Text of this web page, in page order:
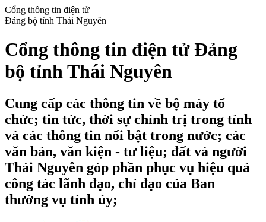
Cổng thông tin điện tử
Đảng bộ tỉnh Thái Nguyên
Cổng thông tin điện tử Đảng
bộ tỉnh Thái Nguyên
Cung cấp các thông tin về bộ máy tổ
chức; tin tức, thời sự chính trị trong tỉnh
và các thông tin nổi bật trong nước; các
văn bản, văn kiện - tư liệu; đất và người
Thái Nguyên góp phần phục vụ hiệu quả
công tác lãnh đạo, chỉ đạo của Ban
thường vụ tỉnh ủy;